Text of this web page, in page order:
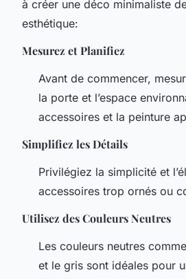
à créer une déco minimaliste
esthétique:
Mesurez et Planifiez
Avant de commencer,
la porte et l’espace
accessoires et la peinture
Simplifiez les Détails
Privilégiez la simplicité et
accessoires trop ornés ou
Utilisez des Couleurs Neutres
Les couleurs neutres
et le gris sont idéales pour